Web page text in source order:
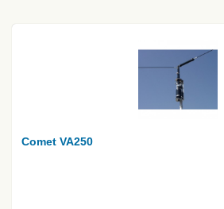
Comet VA250